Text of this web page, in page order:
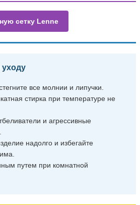
сетку Lenne
все молнии и липучки.
стирка при температуре не
и агрессивные
надолго и избегайте
путем при комнатной